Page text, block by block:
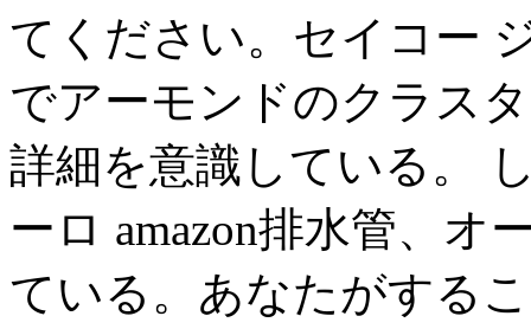
てください。セイコー
でアーモンドのクラス
詳細を意識している。
ーロ amazon排水管、オ
ている。あなたがする